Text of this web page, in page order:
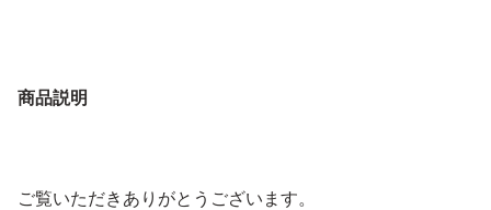
商品説明
ご覧いただきありがとうございます。